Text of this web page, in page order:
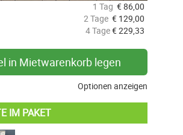
1 Tag €86,00
2 Tage € 129,00
4 Tage€229,33
in Mietwarenkorb legen
Optionen anzeigen
IM PAKET